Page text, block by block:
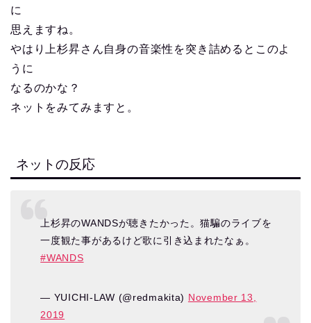
に
思えますね。
やはり上杉昇さん自身の音楽性を突き詰めるとこのよ
うに
なるのかな？
ネットをみてみますと。
ネットの反応
上杉昇のWANDSが聴きたかった。猫騙のライブを
一度観た事があるけど歌に引き込まれたなぁ。
#WANDS
— YUICHI-LAW (@redmakita) November 13,
2019